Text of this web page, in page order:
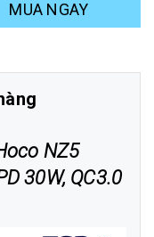
MUA NGAY
NZ5
30W, QC3.0